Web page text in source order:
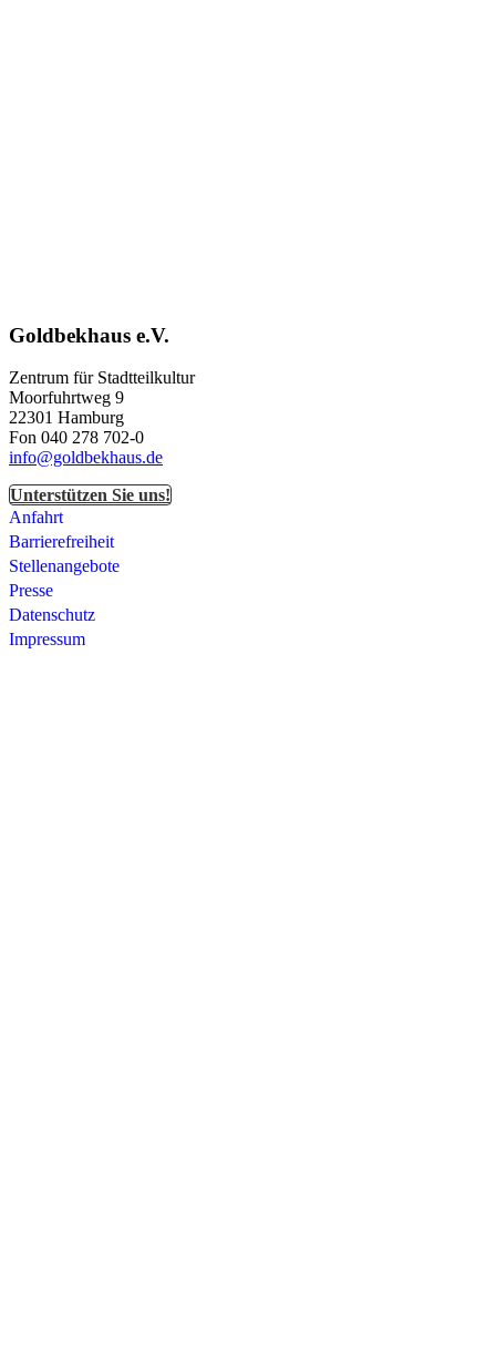
Goldbekhaus e.V.
Zentrum für Stadtteilkultur
Moorfuhrtweg 9
22301 Hamburg
Fon 040 278 702-0
info@goldbekhaus.de
Unterstützen Sie uns!
Anfahrt
Barrierefreiheit
Stellenangebote
Presse
Datenschutz
Impressum